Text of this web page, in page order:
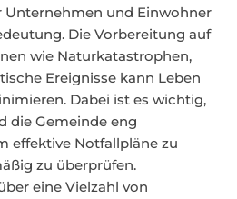
und Einwohner
Die Vorbereitung auf
wie Naturkatastrophen,
Ereignisse kann Leben
Dabei ist es wichtig,
die Gemeinde eng
effektive Notfallpläne zu
zu überprüfen.
eine Vielzahl von